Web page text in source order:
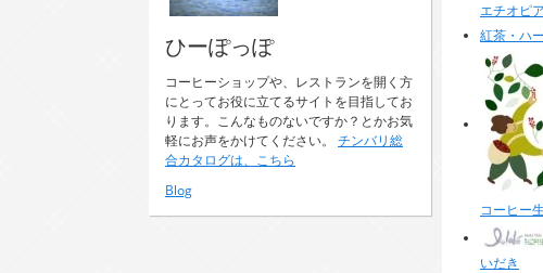
エチオピ
紅茶・ハ
コーヒー
いだき
ひーぽっぽ
コーヒーショップや、レストランを開く方
にとってお役に立てるサイトを目指してお
ります。こんなものないですか？とかお気
軽にお声をかけてください。 チンバリ総
合カタログは、こちら
Blog